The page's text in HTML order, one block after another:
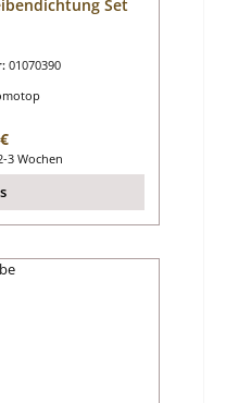
Set
01070390
Preis:
3 Wochen